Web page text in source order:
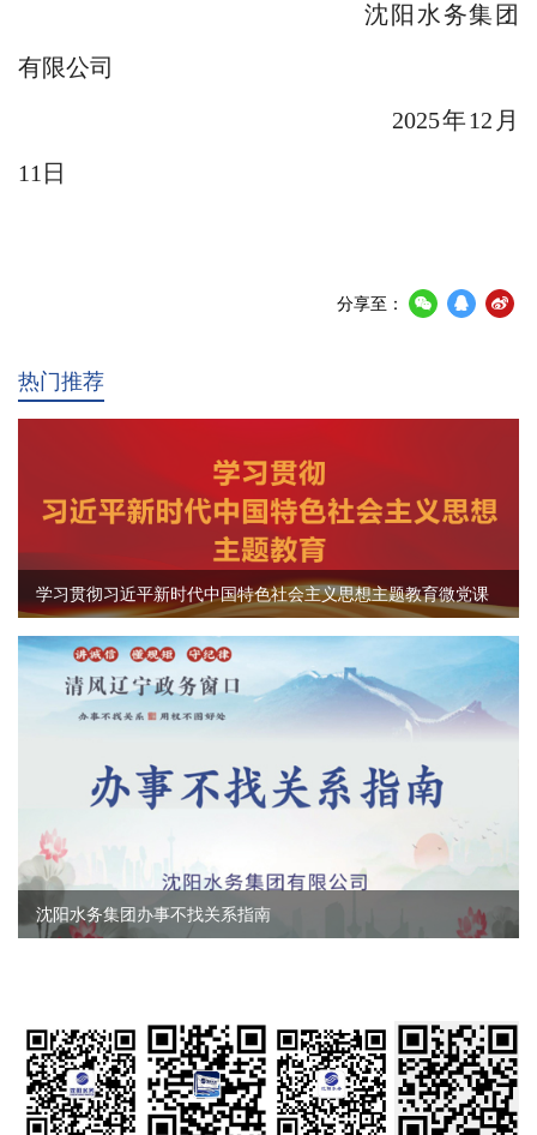
沈阳水务集团
有限公司
2025年12月
11日
分享至：
热门推荐
学习贯彻习近平新时代中国特色社会主义思想主题教育微党课
沈阳水务集团办事不找关系指南